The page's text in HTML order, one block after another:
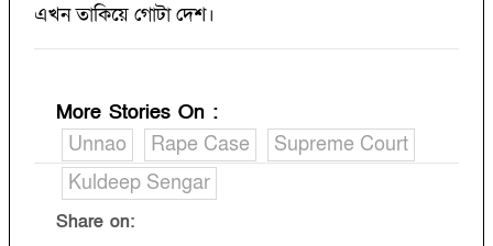
এখন তাকিয়ে গোটা দেশ।
More Stories On :
Unnao
Rape Case
Supreme Court
Kuldeep Sengar
Share on: